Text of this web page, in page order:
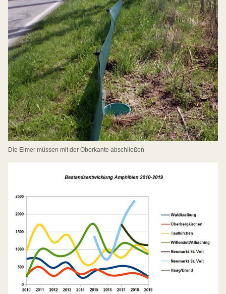
Die Eimer müssen mit der Oberkante abschließen